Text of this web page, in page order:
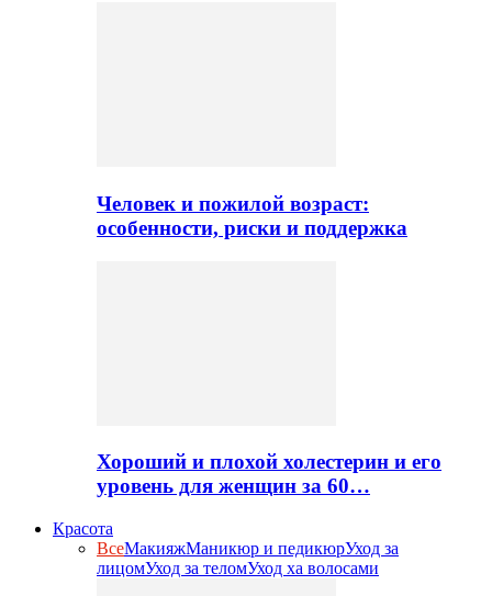
Человек и пожилой возраст:
особенности, риски и поддержка
Хороший и плохой холестерин и его
уровень для женщин за 60…
Красота
ВсеМакияжМаникюр и педикюрУход за
лицомУход за теломУход ха волосами